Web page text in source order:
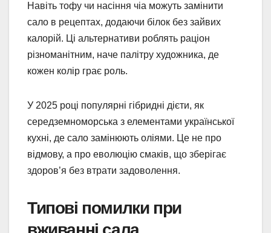
Навіть тофу чи насіння чіа можуть замінити
сало в рецептах, додаючи білок без зайвих
калорій. Ці альтернативи роблять раціон
різноманітним, наче палітру художника, де
кожен колір грає роль.
У 2025 році популярні гібридні дієти, як
середземноморська з елементами української
кухні, де сало замінюють оліями. Це не про
відмову, а про еволюцію смаків, що зберігає
здоров’я без втрати задоволення.
Типові помилки при